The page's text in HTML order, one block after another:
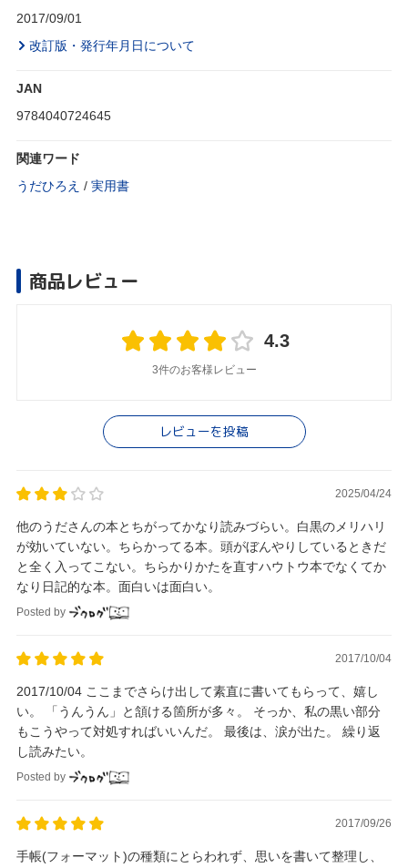
2017/09/01
改訂版・発行年月日について
JAN
9784040724645
関連ワード
うだひろえ / 実用書
商品レビュー
4.3
3件のお客様レビュー
レビューを投稿
2025/04/24
他のうださんの本とちがってかなり読みづらい。白黒のメリハリ
が効いていない。ちらかってる本。頭がぼんやりしているときだ
と全く入ってこない。ちらかりかたを直すハウトウ本でなくてか
なり日記的な本。面白いは面白い。
Posted by
2017/10/04
2017/10/04 ここまでさらけ出して素直に書いてもらって、嬉し
い。 「うんうん」と頷ける箇所が多々。 そっか、私の黒い部分
もこうやって対処すればいいんだ。 最後は、涙が出た。 繰り返
し読みたい。
Posted by
2017/09/26
手帳(フォーマット)の種類にとらわれず、思いを書いて整理し、